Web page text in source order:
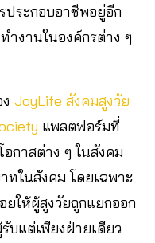
ประกอบอาชีพอยู่อีก
ำงานในองค์กรต่าง ๆ
JoyLife สังคมสูงวัย
แพลตฟอร์มที่
กาสต่าง ๆ ในสังคม
ทในสังคม โดยเฉพาะ
ยให้ผู้สูงวัยถูกแยกออก
บแต่เพียงฝ่ายเดียว